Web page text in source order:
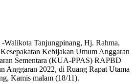
-Walikota Tanjungpinang, Hj. Rahma,
Kebijakan Umum Anggaran
Sementara (KUA-PPAS) RAPBD
Anggaran 2022, di Ruang Rapat Utama
Kamis malam (18/11).